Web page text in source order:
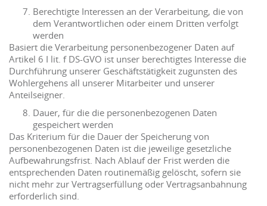
Berechtigte Interessen an der Verarbeitung, die von
dem Verantwortlichen oder einem Dritten verfolgt
werden
Basiert die Verarbeitung personenbezogener Daten auf
Artikel 6 I lit. f DS-GVO ist unser berechtigtes Interesse die
Durchführung unserer Geschäftstätigkeit zugunsten des
Wohlergehens all unserer Mitarbeiter und unserer
Anteilseigner.
Dauer, für die die personenbezogenen Daten
gespeichert werden
Das Kriterium für die Dauer der Speicherung von
personenbezogenen Daten ist die jeweilige gesetzliche
Aufbewahrungsfrist. Nach Ablauf der Frist werden die
entsprechenden Daten routinemäßig gelöscht, sofern sie
nicht mehr zur Vertragserfüllung oder Vertragsanbahnung
erforderlich sind.